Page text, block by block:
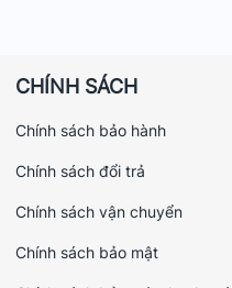
CHÍNH SÁCH
Chính sách bảo hành
Chính sách đổi trả
Chính sách vận chuyển
Chính sách bảo mật